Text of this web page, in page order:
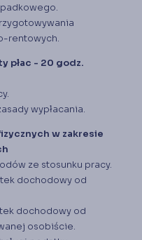
rentowych.
płac - 20 godz.
wypłacania.
w zakresie
ze stosunku pracy.
dochodowy od
dochodowy od
osobiście.